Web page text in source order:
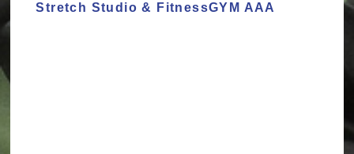
Stretch Studio & FitnessGYM AAA